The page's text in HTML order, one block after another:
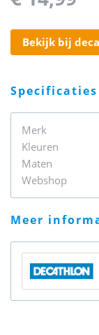
bekijk bij
specificaties
Merk
Kleuren
Maten
Webshop
meer